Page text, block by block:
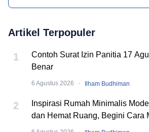
Artikel Terpopuler
1
Contoh Surat Izin Panitia 17
Benar
6 Agustus 2026 · Ilham Budhiman
2
Inspirasi Rumah Minimalis
dan Hemat Ruang, Begini Cara